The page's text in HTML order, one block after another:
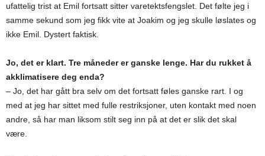
ufattelig trist at Emil fortsatt sitter varetektsfengslet. Det følte jeg i
samme sekund som jeg fikk vite at Joakim og jeg skulle løslates og
ikke Emil. Dystert faktisk.
Jo, det er klart. Tre måneder er ganske lenge. Har du rukket å
akklimatisere deg enda?
– Jo, det har gått bra selv om det fortsatt føles ganske rart. I og
med at jeg har sittet med fulle restriksjoner, uten kontakt med noen
andre, så har man liksom stilt seg inn på at det er slik det skal
være.